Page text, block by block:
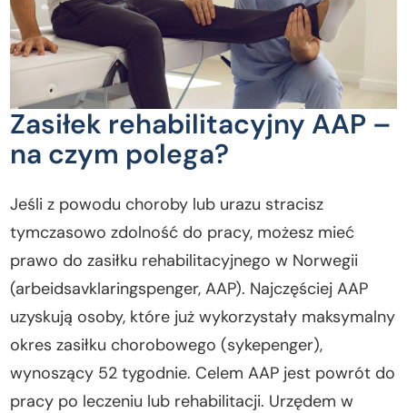
Zasiłek rehabilitacyjny AAP –
na czym polega?
Jeśli z powodu choroby lub urazu stracisz
tymczasowo zdolność do pracy, możesz mieć
prawo do zasiłku rehabilitacyjnego w Norwegii
(arbeidsavklaringspenger, AAP). Najczęściej AAP
uzyskują osoby, które już wykorzystały maksymalny
okres zasiłku chorobowego (sykepenger),
wynoszący 52 tygodnie. Celem AAP jest powrót do
pracy po leczeniu lub rehabilitacji. Urzędem w